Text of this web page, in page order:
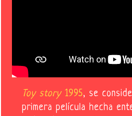
Toy story 1995, se
primera película hecha